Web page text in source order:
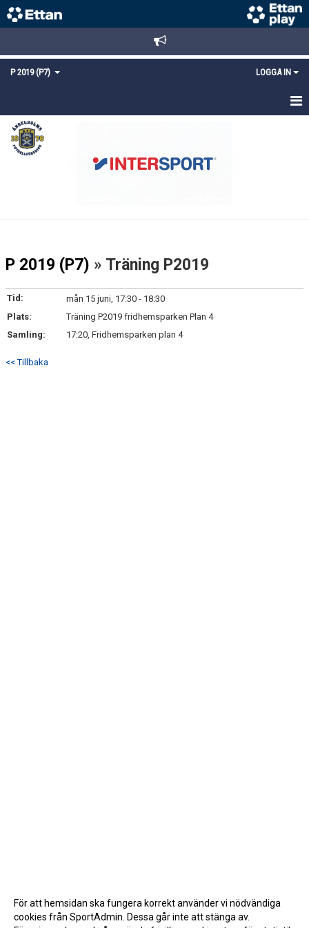
P 2019 (P7) LOGGA IN
HEM
NYHETER
KONTAKT
P 2019 (P7) » Träning P2019
Tid:
mån 15 juni, 17:30 - 18:30
Plats:
Träning P2019 fridhemsparken Plan 4
Samling:
17:20, Fridhemsparken plan 4
<< Tillbaka
För att hemsidan ska fungera korrekt använder vi nödvändiga
cookies från SportAdmin. Dessa går inte att stänga av.